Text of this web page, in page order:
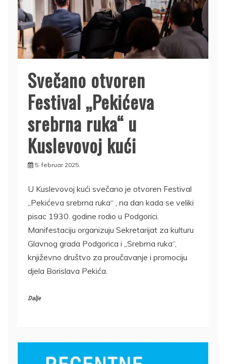
Svečano otvoren
Festival „Pekićeva
srebrna ruka“ u
Kuslevovoj kući
5. februar 2025.
U Kuslevovoj kući svečano je otvoren Festival
„Pekićeva srebrna ruka“ , na dan kada se veliki
pisac 1930. godine rodio u Podgorici.
Manifestaciju organizuju Sekretarijat za kulturu
Glavnog grada Podgorica i „Srebrna ruka“,
književno društvo za proučavanje i promociju
djela Borislava Pekića.
Dalje